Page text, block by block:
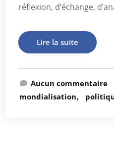
réflexion, d’échange,
Lire la suite
Aucun commentaire
mondialisation